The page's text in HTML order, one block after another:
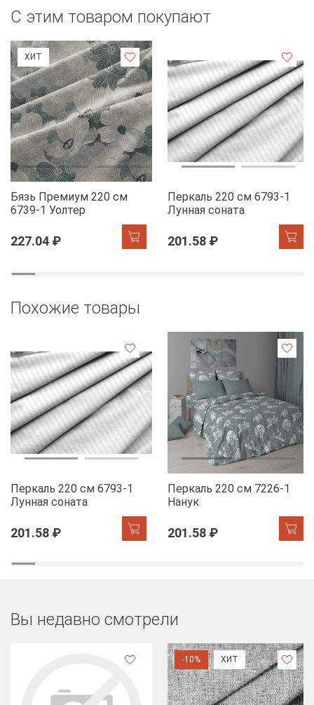
С этим товаром покупают
ХИТ
Бязь Премиум 220 см
6739-1 Уолтер
227.04 ₽
Перкаль 220 см 6793-1
Лунная соната
201.58 ₽
Похожие товары
Перкаль 220 см 6793-1
Лунная соната
201.58 ₽
Перкаль 220 см 7226-1
Нанук
201.58 ₽
Вы недавно смотрели
-10% ХИТ